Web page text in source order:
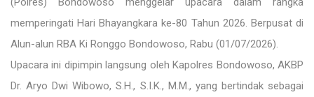
memperingati Hari Bhayangkara ke-80 Tahun 2026. Berpusat di
Alun-alun RBA Ki Ronggo Bondowoso, Rabu (01/07/2026).
Upacara ini dipimpin langsung oleh Kapolres Bondowoso, AKBP
Dr. Aryo Dwi Wibowo, S.H., S.I.K., M.M., yang bertindak sebagai